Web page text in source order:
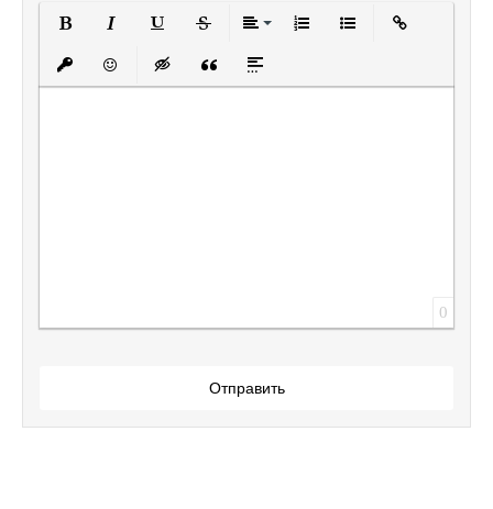
Вставить защищенную ссылку
Вставить смайлик
Вставка скрытого текста
Вставка цитаты
Вставка спойлера
0
Отправить